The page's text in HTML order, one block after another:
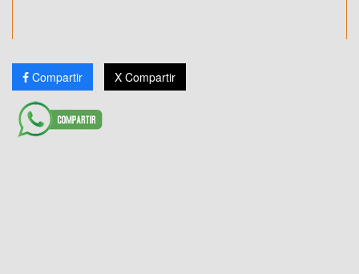
Compartir X Compartir